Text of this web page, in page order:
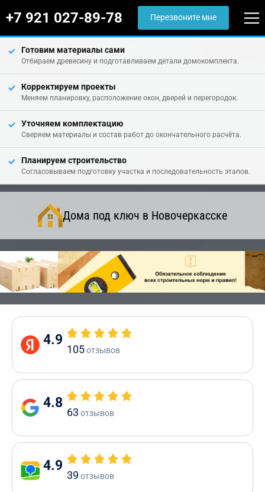
+7 921 027-89-78 Перезвоните мне
Готовим материалы сами
Отбираем древесину и подготавливаем детали домокомплекта.
Корректируем проекты
Меняем планировку, расположение окон, дверей и перегородок.
Уточняем комплектацию
Сверяем материалы и состав работ до окончательного расчёта.
Планируем строительство
Согласовываем подготовку участка и последовательность этапов.
Дома под ключ в Новочеркасске
4.9
105отзывов
4.8
63 отзывов
4.9
39 отзывов